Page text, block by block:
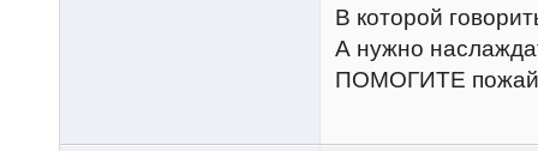
В которой
А нужно
ПОМОГИТЕ